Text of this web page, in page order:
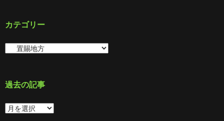
カテゴリー
テ
ー
過去の記事
過
去